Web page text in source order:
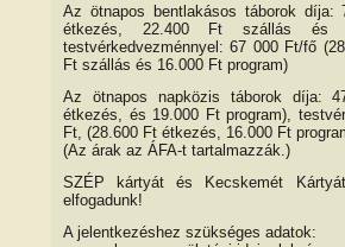
Az ötnapos bentlakásos táborok díja:
étkezés, 22.400 Ft szállás és
testvérkedvezménnyel: 67 000 Ft/fő
Ft szállás és 16.000 Ft program)
Az ötnapos napközis táborok díja:
étkezés, és 19.000 Ft program),
Ft, (28.600 Ft étkezés, 16.000 Ft
(Az árak az ÁFA-t tartalmazzák.)
SZÉP kártyát és Kecskemét
elfogadunk!
A jelentkezéshez szükséges adatok: